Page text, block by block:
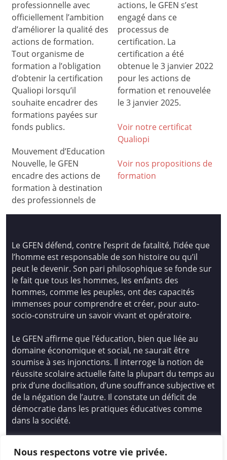
Nous respectons votre vie privée.
professionnelle avec
officiellement l’ambition
d’améliorer la qualité des
actions de formation.
Tout organisme de
formation a l’obligation
d’obtenir la certification
Qualiopi lorsqu’il
souhaite encadrer des
formations payées sur
fonds publics.
Mouvement d’Education
Nouvelle, le GFEN
encadre des actions de
formation à destination
des professionnels de
actions, le GFEN s’est
engagé dans ce
processus de
certification. La
certification a été
obtenue le 3 janvier 2022
pour les actions de
formation et renouvelée
le 3 janvier 2025.
Voir notre certificat
Qualiopi
Voir nos propositions de
formation
Le GFEN défend, contre l’esprit de fatalité, l’idée que
l’homme est responsable de son histoire ou qu’il
peut le devenir. Son pari philosophique se fonde sur
le fait que tous les hommes, les enfants des
hommes, comme les peuples, ont des capacités
immenses pour comprendre et créer, pour auto-
socio-construire un savoir vivant et opératoire.
Le GFEN affirme que l’éducation, bien que liée au
domaine économique et social, ne saurait être
soumise à ses injonctions. Il interroge la notion de
réussite scolaire actuelle faite la plupart du temps au
prix d’une docilisation, d’une souffrance subjective et
de la négation de l’autre. Il constate un déficit de
démocratie dans les pratiques éducatives comme
dans la société.
Nouvelle